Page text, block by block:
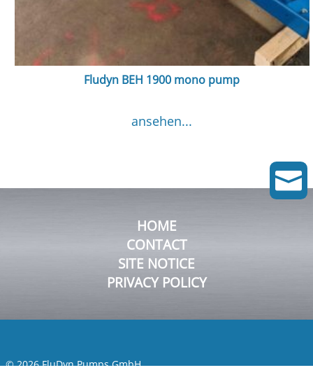
Fludyn BEH 1900 mono pump
ansehen...
HOME
CONTACT
SITE NOTICE
PRIVACY POLICY
© 2026 FluDyn Pumps GmbH
